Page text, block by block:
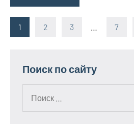
Пагинация
1 2 3 7
Поиск по сайту